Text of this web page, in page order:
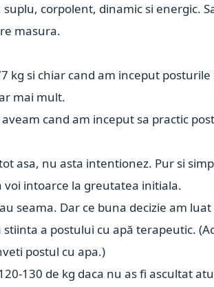
corpolent, dinamic si energic.
masura.
kg si chiar cand am inceput
mai mult.
cand am inceput sa practic
asa, nu asta intentionez. Pur si
intoarce la greutatea initiala.
seama. Dar ce buna decizie am
a postului cu apă terapeutic.
postul cu apa.)
130 de kg daca nu as fi ascultat